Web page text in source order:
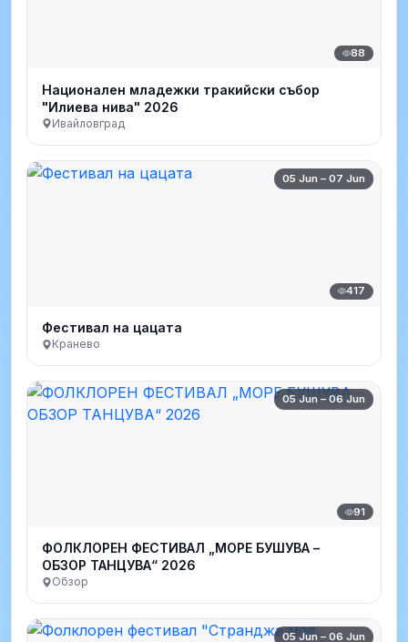
88
Национален младежки тракийски събор
"Илиева нива" 2026
Ивайловград
05 Jun – 07 Jun
417
Фестивал на цацата
Кранево
05 Jun – 06 Jun
91
ФОЛКЛОРЕН ФЕСТИВАЛ „МОРЕ БУШУВА –
ОБЗОР ТАНЦУВА“ 2026
Обзор
05 Jun – 06 Jun